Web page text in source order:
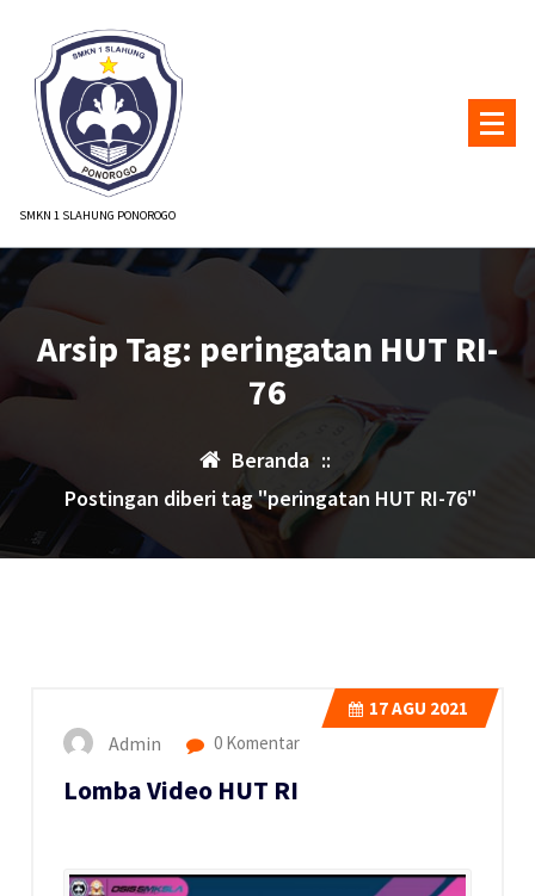
konten
SMKN 1 SLAHUNG PONOROGO
Arsip Tag: peringatan HUT RI-
76
Beranda ::
Postingan diberi tag "peringatan HUT RI-76"
17AGU 2021
Admin 0 Komentar
Lomba Video HUT RI